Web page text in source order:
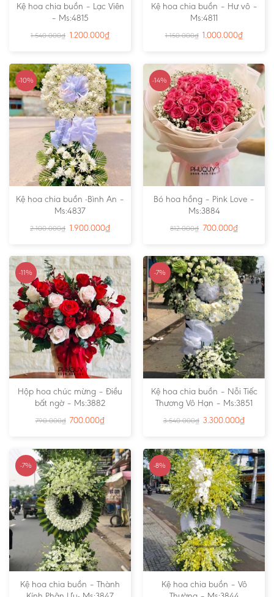
Kệ hoa chia buồn – Lạc Viên
– Ms:4815
1.540.000₫ 1.200.000₫
Kệ hoa chia buồn – Hư vô –
Ms:4811
1.150.000₫ 1.000.000₫
-10%
Kệ hoa chia buồn -Bình An –
Ms:4837
2.100.000₫ 1.900.000₫
-14%
Bó hoa hồng – Pink Love –
Ms:3884
812.000₫ 700.000₫
-11%
Hộp hoa chúc mừng – Điều
bất ngờ – Ms:3882
790.000₫ 700.000₫
-7%
Kệ hoa chia buồn – Nỗi Tiếc
Thương Vô Hạn – Ms:3851
3.540.000₫ 3.300.000₫
-7%
Kệ hoa chia buồn – Thành
-8%
Kệ hoa chia buồn – Vô